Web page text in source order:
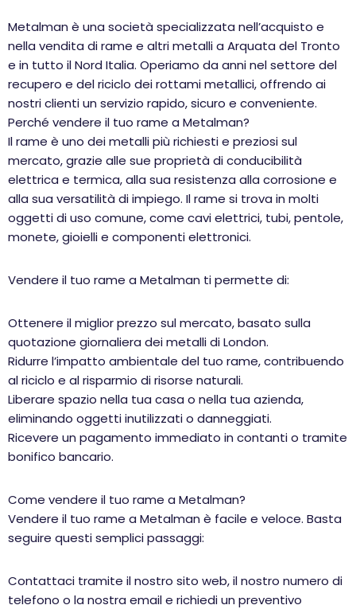
Metalman è una società specializzata nell’acquisto e
nella vendita di rame e altri metalli a Arquata del Tronto
e in tutto il Nord Italia. Operiamo da anni nel settore del
recupero e del riciclo dei rottami metallici, offrendo ai
nostri clienti un servizio rapido, sicuro e conveniente.
Perché vendere il tuo rame a Metalman?
Il rame è uno dei metalli più richiesti e preziosi sul
mercato, grazie alle sue proprietà di conducibilità
elettrica e termica, alla sua resistenza alla corrosione e
alla sua versatilità di impiego. Il rame si trova in molti
oggetti di uso comune, come cavi elettrici, tubi, pentole,
monete, gioielli e componenti elettronici.
Vendere il tuo rame a Metalman ti permette di:
Ottenere il miglior prezzo sul mercato, basato sulla
quotazione giornaliera dei metalli di London.
Ridurre l’impatto ambientale del tuo rame, contribuendo
al riciclo e al risparmio di risorse naturali.
Liberare spazio nella tua casa o nella tua azienda,
eliminando oggetti inutilizzati o danneggiati.
Ricevere un pagamento immediato in contanti o tramite
bonifico bancario.
Come vendere il tuo rame a Metalman?
Vendere il tuo rame a Metalman è facile e veloce. Basta
seguire questi semplici passaggi:
Contattaci tramite il nostro sito web, il nostro numero di
telefono o la nostra email e richiedi un preventivo